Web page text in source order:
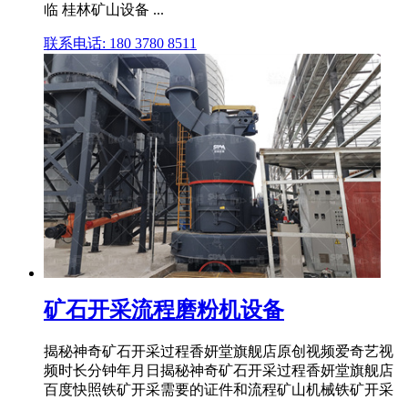
临 桂林矿山设备 ...
联系电话: 180 3780 8511
矿石开采流程磨粉机设备
揭秘神奇矿石开采过程香妍堂旗舰店原创视频爱奇艺视
频时长分钟年月日揭秘神奇矿石开采过程香妍堂旗舰店
百度快照铁矿开采需要的证件和流程矿山机械铁矿开采